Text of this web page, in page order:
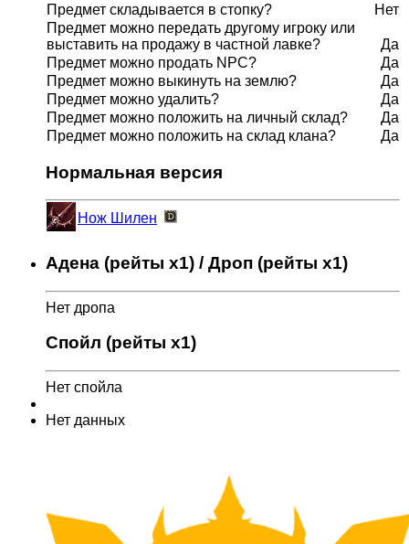
Предмет складывается в стопку?
Нет
Предмет можно передать другому игроку или
выставить на продажу в частной лавке?
Да
Предмет можно продать NPC?
Да
Предмет можно выкинуть на землю?
Да
Предмет можно удалить?
Да
Предмет можно положить на личный склад?
Да
Предмет можно положить на склад клана?
Да
Нормальная версия
Нож Шилен
Адена (рейты x1) / Дроп (рейты x1)
Нет дропа
Спойл (рейты x1)
Нет спойла
Нет данных